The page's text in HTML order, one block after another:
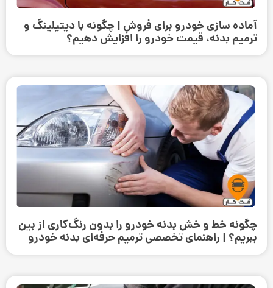
آماده سازی خودرو برای فروش | چگونه با دیتیلینگ و
ترمیم بدنه، قیمت خودرو را افزایش دهیم؟
چگونه خط و خش بدنه خودرو را بدون رنگ‌کاری از بین
ببریم؟ | راهنمای تخصصی ترمیم حرفه‌ای بدنه خودرو